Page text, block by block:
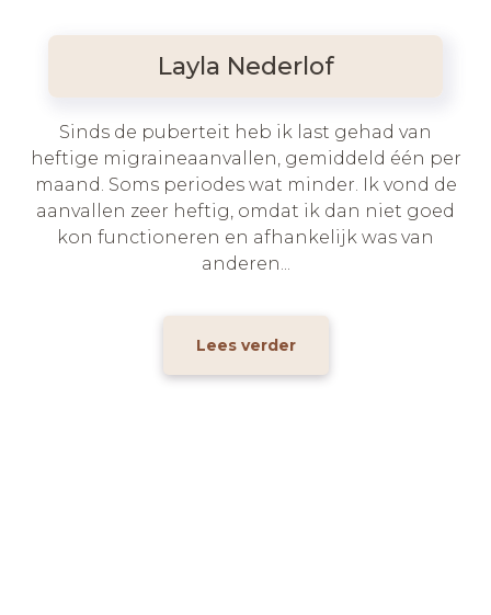
Layla Nederlof
Sinds de puberteit heb ik last gehad van
heftige migraineaanvallen, gemiddeld één per
maand. Soms periodes wat minder. Ik vond de
aanvallen zeer heftig, omdat ik dan niet goed
kon functioneren en afhankelijk was van
anderen...
Lees verder